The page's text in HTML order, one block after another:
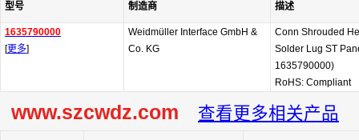
型号 制造商 描述
1635790000
[更多]
Weidmüller Interface GmbH &
Co. KG
Conn Shrouded
Solder Lug ST
1635790000)
RoHS: Compliant
www.szcwdz.com 查看更多相关产品